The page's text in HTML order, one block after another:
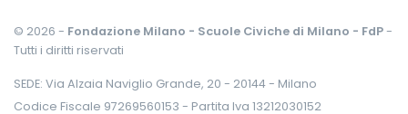
© 2026 - Fondazione Milano - Scuole Civiche di Milano - FdP-
Tutti i diritti riservati
SEDE: Via Alzaia Naviglio Grande, 20 - 20144 - Milano
Codice Fiscale 97269560153 - Partita Iva 13212030152